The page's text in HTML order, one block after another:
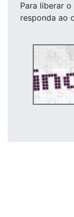
Para liberar o
responda ao